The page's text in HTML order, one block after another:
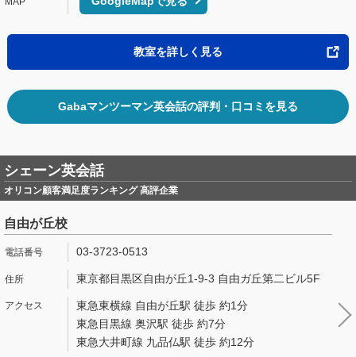
教室を詳しく見る
Gabaマンツーマン英会話の評判・口コミを見る
シェーン英会話
オリコン顧客満足度ランキング 高評企業
自由が丘校
03-3723-0513
東京都目黒区自由が丘1-9-3 自由ガ丘第二ビル5F
東急東横線 自由が丘駅 徒歩 約1分
東急目黒線 奥沢駅 徒歩 約7分
東急大井町線 九品仏駅 徒歩 約12分